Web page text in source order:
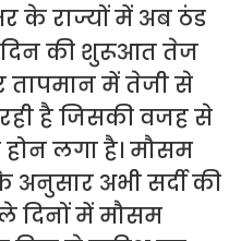
के राज्यों में अब ठंड
दिन की शुरूआत तेज
तापमान में तेजी से
है जिसकी वजह से
लगा है। मौसम
अभी सर्दी की
दिनों में मौसम